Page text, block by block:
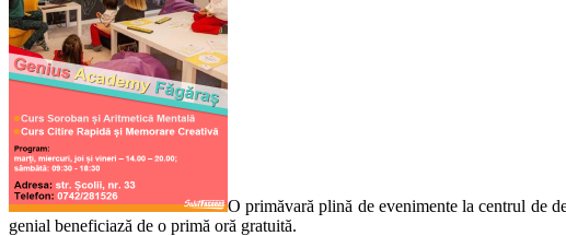
O primăvară plină de evenimente la centrul de
genial beneficiază de o primă oră gratuită.